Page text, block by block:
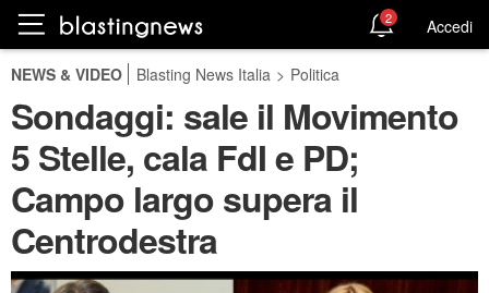
2 Accedi
NEWS & VIDEO Blasting News Italia > Politica
Sondaggi: sale il Movimento
5 Stelle, cala FdI e PD;
Campo largo supera il
Centrodestra